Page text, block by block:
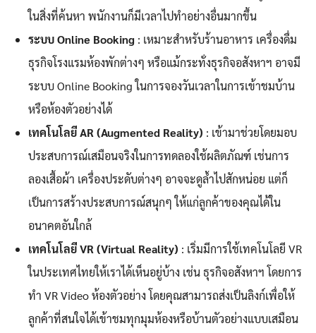
ในสิ่งที่ค้นหา พนักงานก็มีเวลาไปทำอย่างอื่นมากขึ้น
ระบบ Online Booking : เหมาะสำหรับร้านอาหาร เครื่องดื่ม
ธุรกิจโรงแรมห้องพักต่างๆ หรือแม้กระทั่งธุรกิจอสังหาฯ อาจมี
ระบบ Online Booking ในการจองวันเวลาในการเข้าชมบ้าน
หรือห้องตัวอย่างได้
เทคโนโลยี AR (Augmented Reality) : เข้ามาช่วยโดยมอบ
ประสบการณ์เสมือนจริงในการทดลองใช้ผลิตภัณฑ์ เช่นการ
ลองเสื้อผ้า เครื่องประดับต่างๆ อาจจะดูล้ำไปสักหน่อย แต่ก็
เป็นการสร้างประสบการณ์สนุกๆ ให้แก่ลูกค้าของคุณได้ใน
อนาคตอันใกล้
เทคโนโลยี VR (Virtual Reality) : เริ่มมีการใช้เทคโนโลยี VR
ในประเทศไทยให้เราได้เห็นอยู่บ้าง เช่น ธุรกิจอสังหาฯ โดยการ
ทำ VR Video ห้องตัวอย่าง โดยคุณสามารถส่งเป็นลิงก์เพื่อให้
ลูกค้าที่สนใจได้เข้าชมทุกมุมห้องหรือบ้านตัวอย่างแบบเสมือน